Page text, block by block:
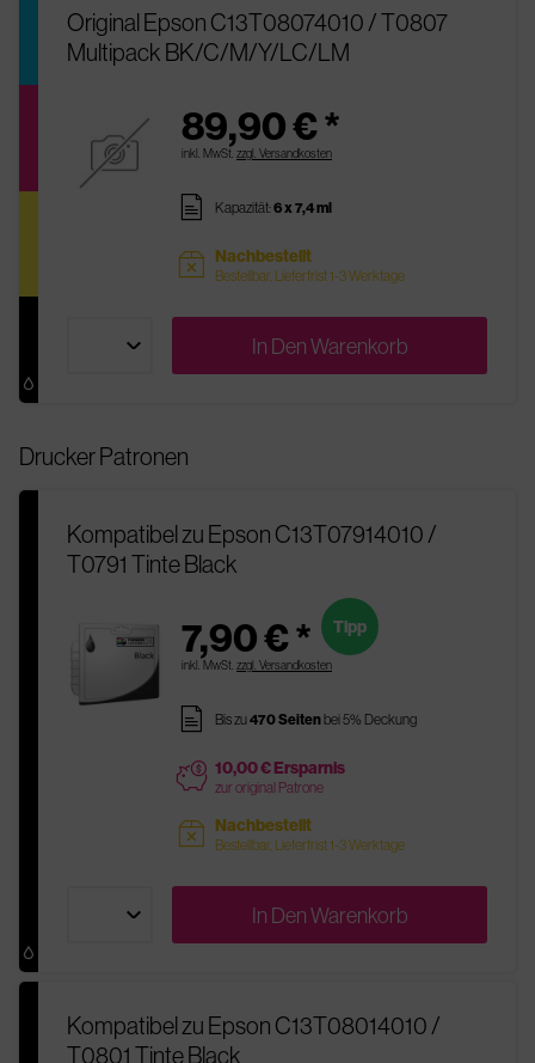
Original Epson C13T08074010 / T0807
Multipack BK/C/M/Y/LC/LM
89,90 € *
inkl. MwSt. zzgl. Versandkosten
pages Kapazität:6 x 7,4 ml
sold Nachbestellt
Bestellbar, Lieferfrist 1-3 Werktage
In DenWarenkorb
Drucker Patronen
Kompatibel zu Epson C13T07914010 /
T0791 Tinte Black
7,90 € *
inkl. MwSt. zzgl. Versandkosten
Tipp
pages Bis zu470 Seitenbei 5% Deckung
price 10,00 € Ersparnis
zur original Patrone
sold Nachbestellt
Bestellbar, Lieferfrist 1-3 Werktage
In DenWarenkorb
Kompatibel zu Epson C13T08014010 /
T0801 Tinte Black